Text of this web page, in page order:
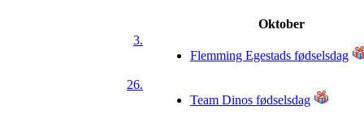
Oktober
3.
Flemming Egestads fødselsdag
26.
Team Dinos fødselsdag